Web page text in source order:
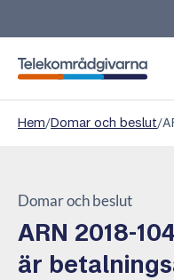
Telekområdgivarna
Hem/Domar och beslut/
Domar och beslut
ARN 2018-
är